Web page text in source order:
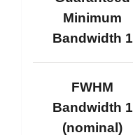
Minimum
Bandwidth 1
FWHM
Bandwidth 1
(nominal)